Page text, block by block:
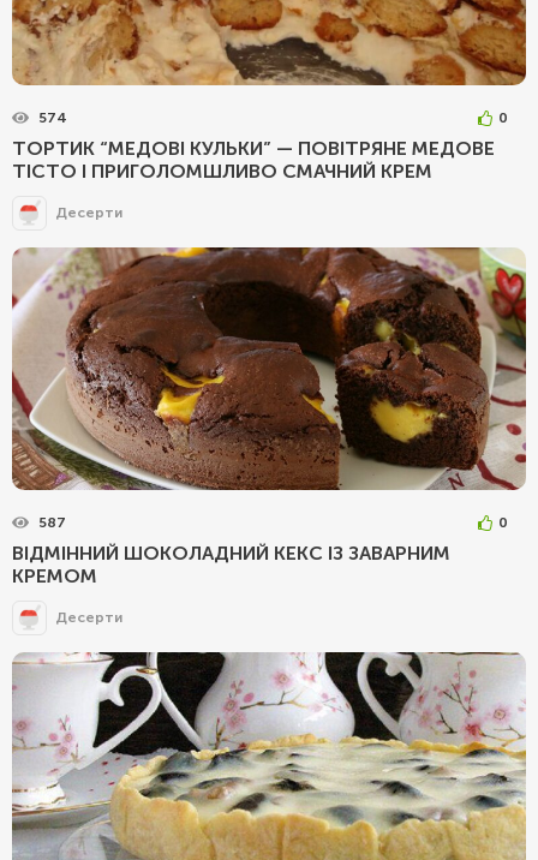
574 0
ТОРТИК “МЕДОВІ КУЛЬКИ” — ПОВІТРЯНЕ МЕДОВЕ
ТІСТО І ПРИГОЛОМШЛИВО СМАЧНИЙ КРЕМ
Десерти
587 0
ВІДМІННИЙ ШОКОЛАДНИЙ КЕКС ІЗ ЗАВАРНИМ
КРЕМОМ
Десерти